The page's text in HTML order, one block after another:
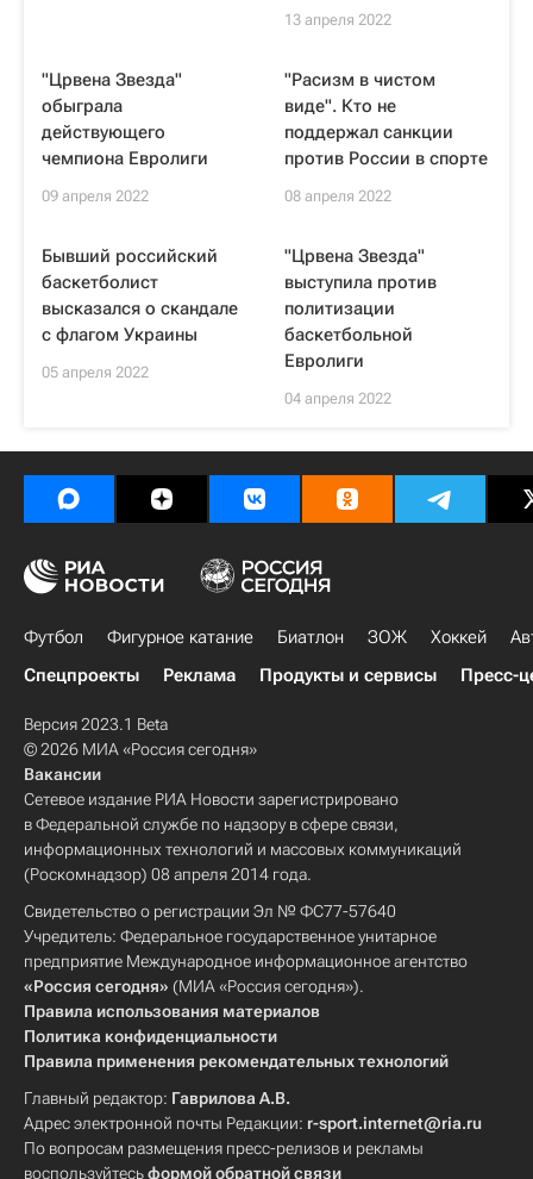
13 апреля 2022
"Црвена Звезда"
обыграла
действующего
чемпиона Евролиги
09 апреля 2022
"Расизм в чистом
виде". Кто не
поддержал санкции
против России в спорте
08 апреля 2022
Бывший российский
баскетболист
высказался о скандале
с флагом Украины
05 апреля 2022
"Црвена Звезда"
выступила против
политизации
баскетбольной
Евролиги
04 апреля 2022
Футбол Фигурное катание Биатлон ЗОЖ Хоккей
Спецпроекты
Реклама Продукты и сервисы Пресс-
Версия 2023.1 Beta
© 2026 МИА «Россия сегодня»
Вакансии
Сетевое издание РИА Новости зарегистрировано
в Федеральной службе по надзору в сфере связи,
информационных технологий и массовых коммуникаций
(Роскомнадзор) 08 апреля 2014 года.
Свидетельство о регистрации Эл № ФС77-57640
Учредитель: Федеральное государственное унитарное
предприятие Международное информационное агентство
«Россия сегодня» (МИА «Россия сегодня»).
Правила использования материалов
Политика конфиденциальности
Правила применения рекомендательных технологий
Главный редактор: Гаврилова А.В.
Адрес электронной почты Редакции: r-sport.internet@ria.ru
По вопросам размещения пресс-релизов и рекламы
воспользуйтесьформой обратной связи